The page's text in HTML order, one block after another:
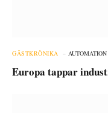
GÄSTKRÖNIKA AUTOMATION
Europa tappar